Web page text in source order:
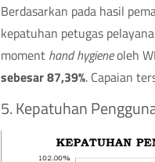
Berdasarkan pada hasil
kepatuhan petugas
moment hand hygieneoleh
sebesar 87,39%. Capaian
5. Kepatuhan